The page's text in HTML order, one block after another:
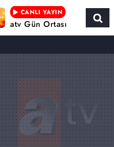
CANLI YAYIN
atv Gün Ortası